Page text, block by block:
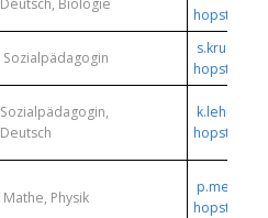
Deutsch, Biologie
hopsten.de
Sozialpädagogin
hopsten.de
Sozialpädagogin,
Deutsch
hopsten.de
Mathe, Physik
hopsten.de